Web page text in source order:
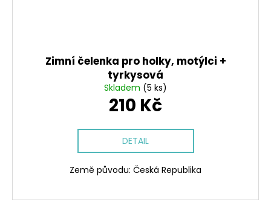
Zimní čelenka pro holky, motýlci +
tyrkysová
Skladem (5 ks)
210 Kč
DETAIL
Země původu: Česká Republika